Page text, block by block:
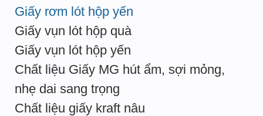
Giấy rơm lót hộp yến
Giấy vụn lót hộp quà
Giấy vụn lót hộp yến
Chất liệu Giấy MG hút ẩm, sợi mỏng,
nhẹ dai sang trọng
Chất liệu giấy kraft nâu